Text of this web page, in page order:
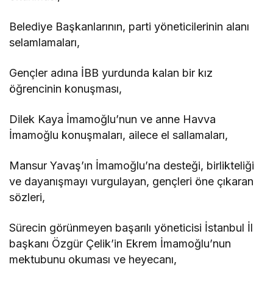
Belediye Başkanlarının, parti yöneticilerinin alanı
selamlamaları,
Gençler adına İBB yurdunda kalan bir kız
öğrencinin konuşması,
Dilek Kaya İmamoğlu’nun ve anne Havva
İmamoğlu konuşmaları, ailece el sallamaları,
Mansur Yavaş’ın İmamoğlu’na desteği, birlikteliği
ve dayanışmayı vurgulayan, gençleri öne çıkaran
sözleri,
Sürecin görünmeyen başarılı yöneticisi İstanbul İl
başkanı Özgür Çelik’in Ekrem İmamoğlu’nun
mektubunu okuması ve heyecanı,